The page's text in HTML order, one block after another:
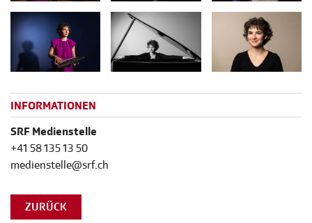
INFORMATIONEN
SRF Medienstelle
+41 58 135 13 50
medienstelle@srf.ch
ZURÜCK